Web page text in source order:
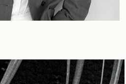
В каждом видео —
подробный разбор